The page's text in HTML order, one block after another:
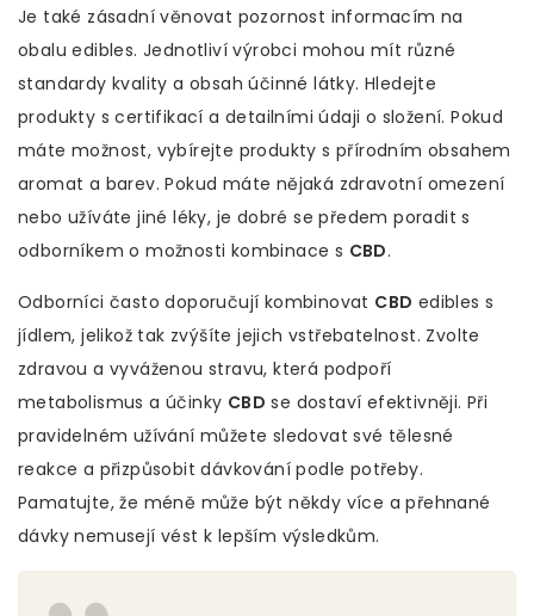
Je také zásadní věnovat pozornost informacím na
obalu edibles. Jednotliví výrobci mohou mít různé
standardy kvality a obsah účinné látky. Hledejte
produkty s certifikací a detailními údaji o složení. Pokud
máte možnost, vybírejte produkty s přírodním obsahem
aromat a barev. Pokud máte nějaká zdravotní omezení
nebo užíváte jiné léky, je dobré se předem poradit s
odborníkem o možnosti kombinace s CBD.
Odborníci často doporučují kombinovat CBD edibles s
jídlem, jelikož tak zvýšíte jejich vstřebatelnost. Zvolte
zdravou a vyváženou stravu, která podpoří
metabolismus a účinky CBD se dostaví efektivněji. Při
pravidelném užívání můžete sledovat své tělesné
reakce a přizpůsobit dávkování podle potřeby.
Pamatujte, že méně může být někdy více a přehnané
dávky nemusejí vést k lepším výsledkům.